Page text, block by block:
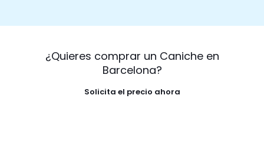
¿Quieres comprar un Caniche en
Barcelona?
Solicita el precio ahora